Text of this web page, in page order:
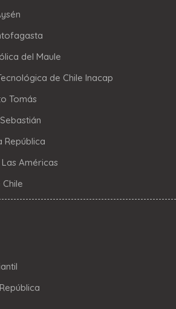
del Maule
de Chile Inacap
Tomás
República
Américas